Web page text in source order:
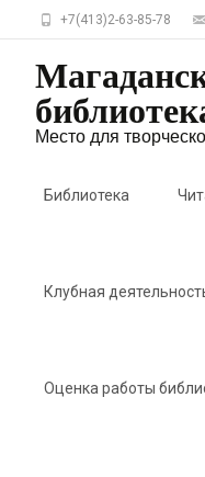
+7(413)2-63-85-78
Место для
Библиотека
Клубная
Оценка работы